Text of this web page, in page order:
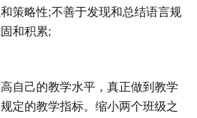
策略性;不善于发现和总结语言规
和积累;
自己的教学水平，真正做到教学
定的教学指标。缩小两个班级之